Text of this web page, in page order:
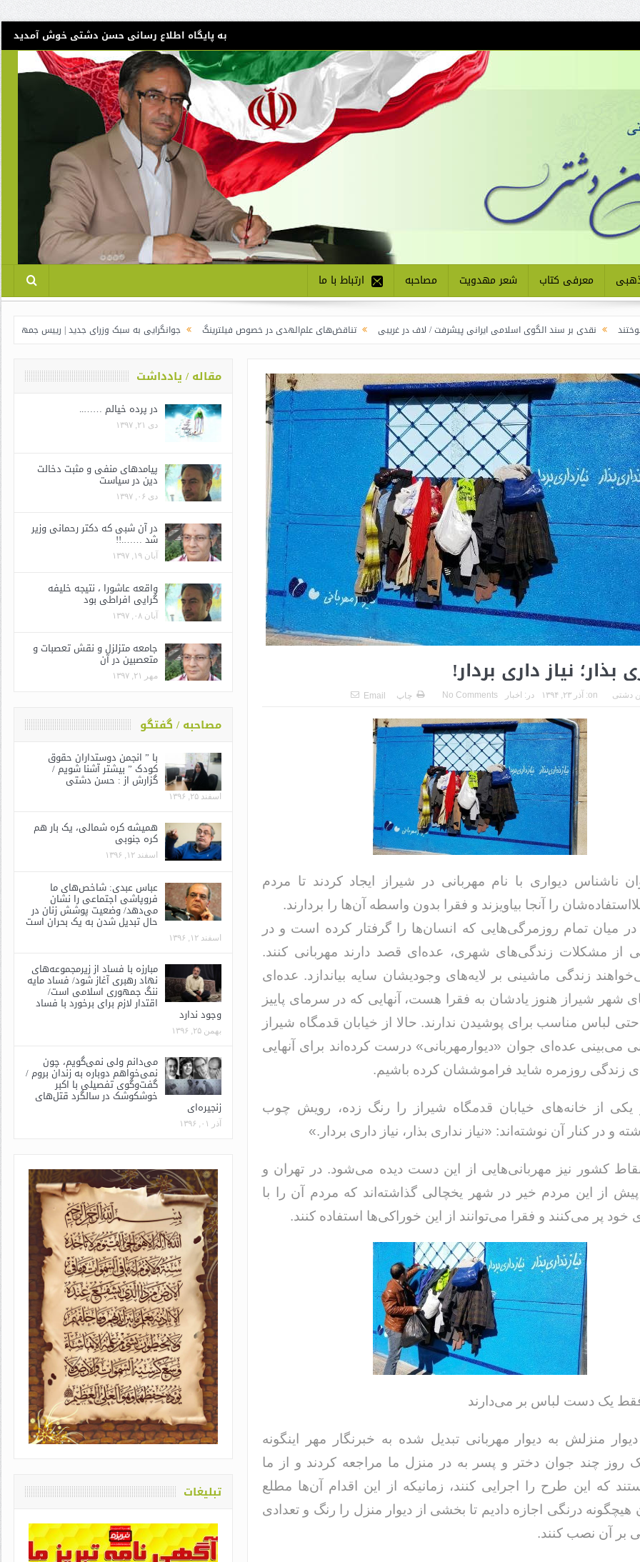
به پایگاه اطلاع رسانی حسن دشتی خوش آمدید
معرفی کتاب شعر مهدویت مصاحبه ارتباط با ما
سند الگوی اسلامی ایرانی پیشرفت / لاف در غریبی تناقض‌های علم‌الهدی در خصوص فیلترینگ جوانگرایی به سبک وزرای جدید | رییس جمهور توبیخ کرد
بذار؛ نیاز داری بردار!
دشتی on: آذر ۲۳, ۱۳۹۴ در: اخبار No Comments چاپ Email
نا‌شناس دیواری با نام مهربانی در شیراز ایجاد کردند تا مردم
را آنجا بیاویزند و فقرا بدون واسطه آن‌ها را بردارند.
در میان تمام روزمرگی‌هایی که انسان‌ها را گرفتار کرده است و در
از مشکلات زندگی‌های شهری، عده‌ای قصد دارند مهربانی کنند.
زندگی ماشینی بر لایه‌های وجودیشان سایه بیاندازد. عده‌ای
شهر شیراز هنوز یادشان به فقرا هست، آنهایی که در سرمای پاییز
لباس مناسب برای پوشیدن ندارند. حالا از خیابان قدمگاه شیراز
می‌بینی عده‌ای جوان «دیوارمهربانی» درست کرده‌اند برای آنهایی
زندگی روزمره شاید فراموششان کرده باشیم.
یکی از خانه‌های خیابان قدمگاه شیراز را رنگ زده، رویش چوب
و در کنار آن نوشته‌اند: «نیاز نداری بذار، نیاز داری بردار.»
کشور نیز مهربانی‌هایی از این دست دیده می‌شود. در تهران و
پیش از این مردم خیر در شهر یخچالی گذاشته‌اند که مردم آن را با
خود پر می‌کنند و فقرا می‌توانند از این خوراکی‌ها استفاده کنند.
فقط یک دست لباس بر می‌دارند
منزلش به دیوار مهربانی تبدیل شده به خبرنگار مهر اینگونه
روز چند جوان دختر و پسر به در منزل ما مراجعه کردند و از ما
که این طرح را اجرایی کنند، زمانیکه از این اقدام آن‌ها مطلع
درنگی اجازه دادیم تا بخشی از دیوار منزل را رنگ و تعدادی
بر آن نصب کنند.
مقاله / یادداشت
در پرده خیالم ……..
دی ۲۱, ۱۳۹۷
پیامدهای منفی و مثبت دخالت
دین در سیاست
دی ۰۶, ۱۳۹۷
در آن شبی که دکتر رحمانی وزیر
شد …….!!
آبان ۱۹, ۱۳۹۷
واقعه عاشورا ، نتیجه خلیفه
گرایی افراطی بود
آبان ۰۸, ۱۳۹۷
جامعه متزلزل و نقش تعصبات و
متعصبین در آن
مهر ۲۱, ۱۳۹۷
مصاحبه / گفتگو
با ” انجمن دوستداران حقوق
کودک ” بیشتر آشنا شویم /
گزارش از : حسن دشتی
اسفند ۲۵, ۱۳۹۶
همیشه کره شمالی، یک بار هم
کره جنوبی
اسفند ۱۲, ۱۳۹۶
عباس عبدی: شاخص‌های ما
فروپاشی اجتماعی را نشان
می‌دهد/ وضعیت پوشش زنان در
حال تبدیل شدن به یک بحران است
اسفند ۱۲, ۱۳۹۶
مبارزه با فساد از زیرمجموعه‌های
نهاد رهبری آغاز شود/ فساد مایه
ننگ جمهوری اسلامی است/
اقتدار لازم برای برخورد با فساد
وجود ندارد
بهمن ۲۵, ۱۳۹۶
می‌دانم ولی نمی‌گویم، چون
نمی‌خواهم دوباره به زندان بروم /
گفت‌وگوی تفصیلی با اکبر
خوشکوشک در سالگرد قتل‌های
زنجیره‌ای
آذر ۰۱, ۱۳۹۶
تبلیغات
به یاد او که دغدغه سلامت قلم
داشت / طاهره سادات حمیدی
خداحافظ رزمنده / دلنوشته ای از
حسن دشتی
جلوه ای از همدلی و صمیمیت به
حسن دشتی
از تو